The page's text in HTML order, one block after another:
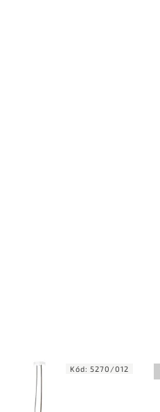
Kód: 5270/012